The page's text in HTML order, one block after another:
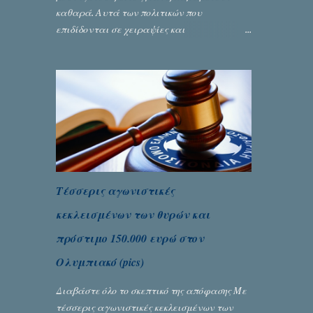
καθαρά. Αυτά των πολιτικών που
επιδίδονται σε χειραψίες και
Σταύρος Αλευρογιάννης
Τέσσερις αγωνιστικές
κεκλεισμένων των θυρών και
πρόστιμο 150.000 ευρώ στον
Ολυμπιακό (pics)
Διαβάστε όλο το σκεπτικό της απόφασης Με
τέσσερις αγωνιστικές κεκλεισμένων των